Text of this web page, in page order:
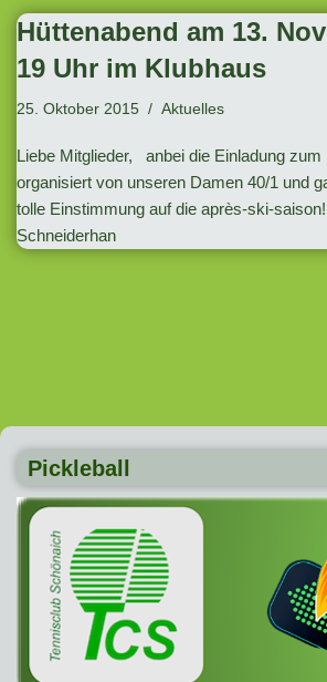
Hüttenabend am 13.
19 Uhr im Klubhaus
25. Oktober 2015 Aktuelles
Liebe Mitglieder, anbei die Einladung zum
organisiert von unseren Damen 40/1 und
tolle Einstimmung auf die après-ski-
Schneiderhan
Pickleball